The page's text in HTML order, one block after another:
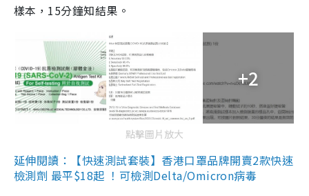
樣本，15分鐘知結果。
+2
點擊圖片放大
延伸閱讀：【快速測試套裝】香港口罩品牌開賣2款快速
檢測劑 最平$18起 ！可檢測Delta/Omicron病毒